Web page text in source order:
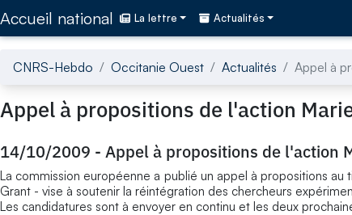
Accueil national La lettre Actualités
CNRS-Hebdo Occitanie Ouest Actualités Appel à
Appel à propositions de l'action
14/10/2009 - Appel à propositions de l'action
La commission européenne a publié un appel à propositions au
Grant - vise à soutenir la réintégration des chercheurs
Les candidatures sont à envoyer en continu et les deux